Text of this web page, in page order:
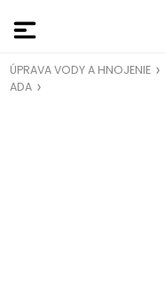
ÚPRAVA VODY A HNOJENIE
ADA